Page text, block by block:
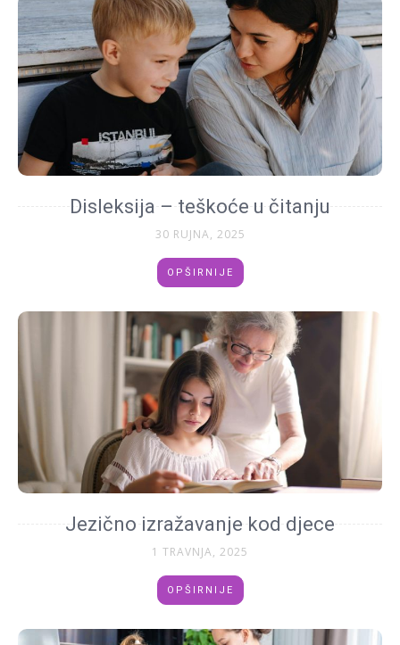
Disleksija – teškoće u čitanju
30 RUJNA, 2025
OPŠIRNIJE
Jezično izražavanje kod djece
1 TRAVNJA, 2025
OPŠIRNIJE